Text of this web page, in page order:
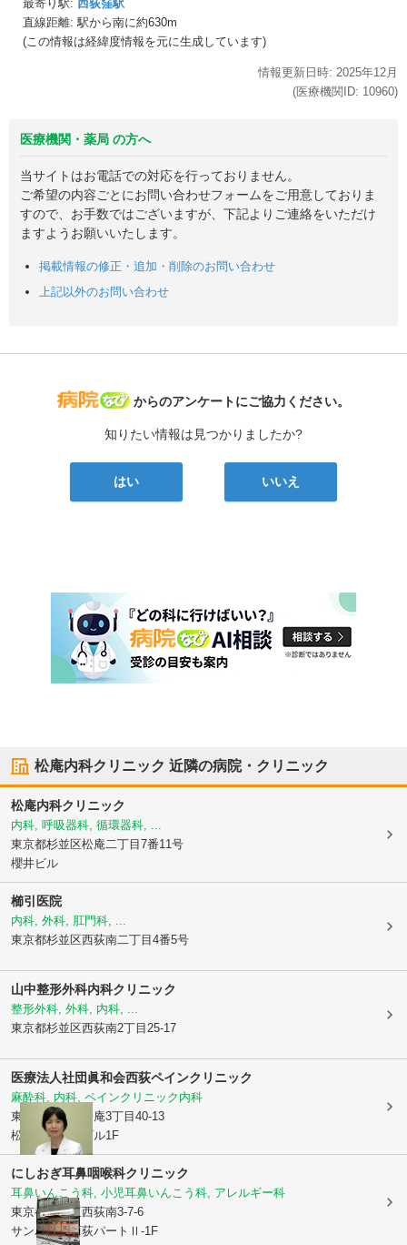
最寄り駅: 西荻窪駅
直線距離: 駅から南に約630m
(この情報は経緯度情報を元に生成しています)
情報更新日時: 2025年12月
(医療機関ID: 10960)
医療機関・薬局 の方へ
当サイトはお電話での対応を行っておりません。
ご希望の内容ごとにお問い合わせフォームをご用意しておりま
すので、お手数ではございますが、下記よりご連絡をいただけ
ますようお願いいたします。
掲載情報の修正・追加・削除のお問い合わせ
上記以外のお問い合わせ
病院なび
からのアンケートにご協力ください。
知りたい情報は見つかりましたか?
はい いいえ
松庵内科クリニック 近隣の病院・クリニック
松庵内科クリニック
内科, 呼吸器科, 循環器科, ...
東京都杉並区松庵二丁目7番11号
櫻井ビル
櫛引医院
内科, 外科, 肛門科, ...
東京都杉並区西荻南二丁目4番5号
山中整形外科内科クリニック
整形外科, 外科, 内科, ...
東京都杉並区西荻南2丁目25-17
医療法人社団眞和会西荻ペインクリニック
麻酔科, 内科, ペインクリニック内科
東京都杉並区
松庵3丁目40-13
松庵フロントビル1F
にしおぎ耳鼻咽喉科クリニック
耳鼻いんこう科, 小児耳鼻いんこう科, アレルギー科
東京都杉並区西荻南3-7-6
サンパレス西荻パートⅡ-1F